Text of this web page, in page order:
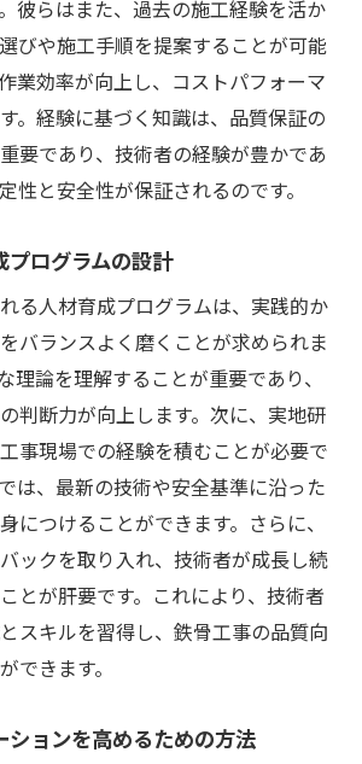
彼らはまた、過去の施工経験を活か
びや施工手順を提案することが可能
業効率が向上し、コストパフォーマ
。経験に基づく知識は、品質保証の
要であり、技術者の経験が豊かであ
性と安全性が保証されるのです。
ログラムの設計
る人材育成プログラムは、実践的か
バランスよく磨くことが求められま
理論を理解することが重要であり、
判断力が向上します。次に、実地研
事現場での経験を積むことが必要で
は、最新の技術や安全基準に沿った
につけることができます。さらに、
ックを取り入れ、技術者が成長し続
とが肝要です。これにより、技術者
スキルを習得し、鉄骨工事の品質向
できます。
ションを高めるための方法